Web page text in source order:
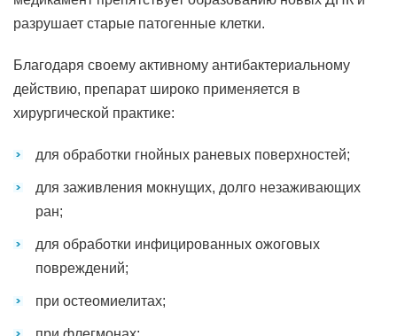
разрушает старые патогенные клетки.
Благодаря своему активному антибактериальному
действию, препарат широко применяется в
хирургической практике:
для обработки гнойных раневых поверхностей;
для заживления мокнущих, долго незаживающих
ран;
для обработки инфицированных ожоговых
повреждений;
при остеомиелитах;